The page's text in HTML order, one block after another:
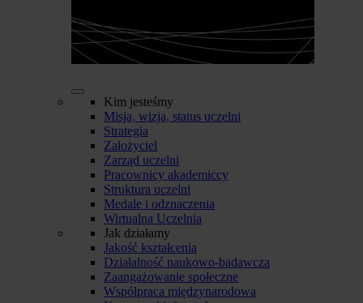
Kim jesteśmy
Misja, wizja, status uczelni
Strategia
Założyciel
Zarząd uczelni
Pracownicy akademiccy
Struktura uczelni
Medale i odznaczenia
Wirtualna Uczelnia
Jak działamy
Jakość kształcenia
Działalność naukowo-badawcza
Zaangażowanie społeczne
Współpraca międzynarodowa